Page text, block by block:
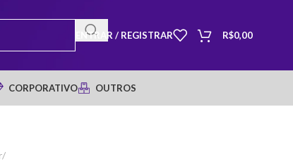
ENTRAR / REGISTRAR R$0,00
CORPORATIVO OUTROS
/